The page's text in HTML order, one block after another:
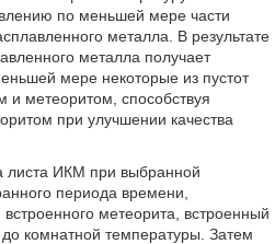
по меньшей мере части
металла. В результате
металла получает
мере некоторые из пустот
и метеоритом, способствуя
при улучшении качества
листа ИКМ при выбранной
периода времени,
метеорита, встроенный
комнатной температуры. Затем